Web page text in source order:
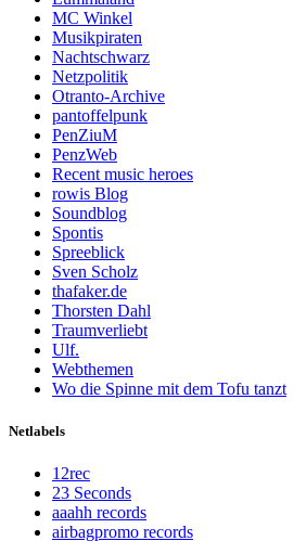
MC Winkel
Musikpiraten
Nachtschwarz
Netzpolitik
Otranto-Archive
pantoffelpunk
PenZiuM
PenzWeb
Recent music heroes
rowis Blog
Soundblog
Spontis
Spreeblick
Sven Scholz
thafaker.de
Thorsten Dahl
Traumverliebt
Ulf.
Webthemen
Wo die Spinne mit dem Tofu tanzt
Netlabels
12rec
23 Seconds
aaahh records
airbagpromo records